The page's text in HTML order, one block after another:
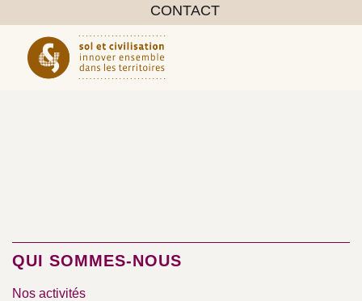
CONTACT
QUI SOMMES-NOUS
Nos activités